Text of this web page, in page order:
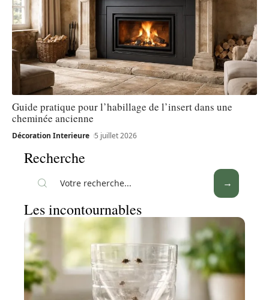
Guide pratique pour l’habillage de l’insert dans une
cheminée ancienne
Décoration Interieure 5 juillet 2026
Recherche
Les incontournables